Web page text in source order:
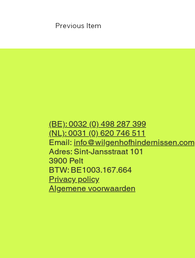
Previous Item
(BE): 0032 (0) 498 287 399
(NL): 0031 (0) 620 746 511
Email: info@wilgenhofhindernissen.com
Adres: Sint-Jansstraat 101
3900 Pelt
BTW: BE1003.167.664
Privacy policy
Algemene voorwaarden